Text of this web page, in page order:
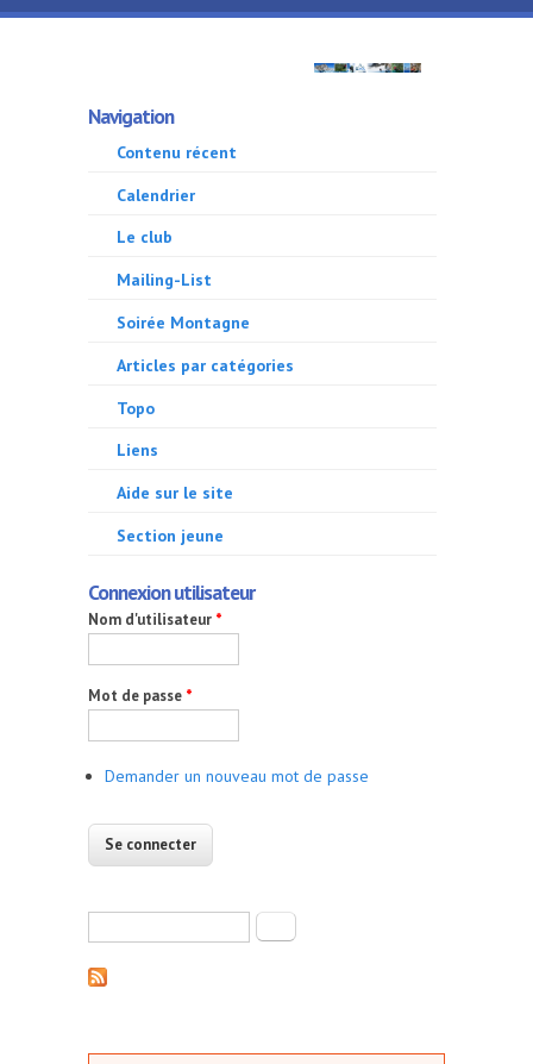
Aller au contenu principal
GMA
500
Navigation
Contenu récent
Calendrier
Le club
Mailing-List
Soirée Montagne
Articles par catégories
Topo
Liens
Aide sur le site
Section jeune
Connexion utilisateur
Nom d'utilisateur *
Mot de passe *
Demander un nouveau mot de passe
Formulaire de rechercheRechercher